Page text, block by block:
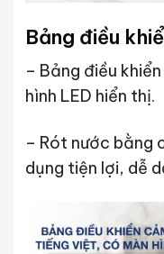
Bảng điều
– Bảng điều
hình LED hiển thị.
– Rót nước bằng
dụng tiện lợi, dễ